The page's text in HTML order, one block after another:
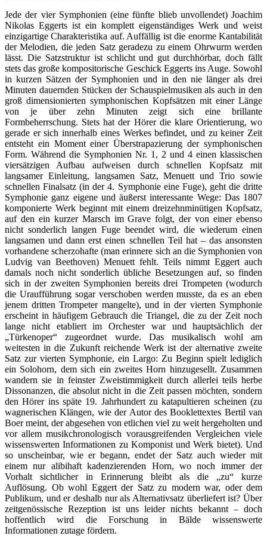
Jede der vier Symphonien (eine fünfte blieb unvollendet) Joachim
Nikolas Eggerts ist ein komplett eigenständiges Werk und weist
einzigartige Charakteristika auf. Auffällig ist die enorme Kantabilität
der Melodien, die jeden Satz geradezu zu einem Ohrwurm werden
lässt. Die Satzstruktur ist schlicht und gut durchhörbar, doch fällt
stets das große kompositorische Geschick Eggerts ins Auge. Sowohl
in kurzen Sätzen der Symphonien und in den nie länger als drei
Minuten dauernden Stücken der Schauspielmusiken als auch in den
groß dimensionierten symphonischen Kopfsätzen mit einer Länge
von je über zehn Minuten zeigt sich eine brillante
Formbeherrschung. Stets hat der Hörer die klare Orientierung, wo
gerade er sich innerhalb eines Werkes befindet, und zu keiner Zeit
entsteht ein Moment einer Überstrapazierung der symphonischen
Form. Während die Symphonien Nr. 1, 2 und 4 einen klassischen
viersätzigen Aufbau aufweisen durch schnellen Kopfsatz mit
langsamer Einleitung, langsamen Satz, Menuett und Trio sowie
schnellen Finalsatz (in der 4. Symphonie eine Fuge), geht die dritte
Symphonie ganz eigene und äußerst interessante Wege: Das 1807
komponierte Werk beginnt mit einem dreizehnminütigen Kopfsatz,
auf den ein kurzer Marsch im Grave folgt, der von einer ebenso
nicht sonderlich langen Fuge beendet wird, die wiederum einen
langsamen und dann erst einen schnellen Teil hat – das ansonsten
vorhandene scherzohafte (man erinnere sich an die Symphonien von
Ludvig van Beethoven) Menuett fehlt. Teils nimmt Eggert auch
damals noch nicht sonderlich übliche Besetzungen auf, so finden
sich in der zweiten Symphonien bereits drei Trompeten (wodurch
die Uraufführung sogar verschoben werden musste, da es an eben
jenem dritten Trompeter mangelte), und in der vierten Symphonie
erscheint in häufigem Gebrauch die Triangel, die zu der Zeit noch
lange nicht etabliert im Orchester war und hauptsächlich der
„Türkenoper“ zugeordnet wurde. Das musikalisch wohl am
weitesten in die Zukunft reichende Werk ist der alternative zweite
Satz zur vierten Symphonie, ein Largo: Zu Beginn spielt lediglich
ein Solohorn, dem sich ein zweites Horn hinzugesellt. Zusammen
wandern sie in feinster Zweistimmigkeit durch allerlei teils herbe
Dissonanzen, die absolut nicht in die Zeit passen möchten, sondern
den Hörer ins späte 19. Jahrhundert zu katapultieren scheinen (zu
wagnerischen Klängen, wie der Autor des Booklettextes Bertil van
Boer meint, der abgesehen von etlichen viel zu weit hergeholten und
vor allem musikchronologisch vorausgreifenden Vergleichen viele
wissenswerten Informationen zu Komponist und Werk bietet). Und
so unscheinbar, wie er begann, endet der Satz auch wieder mit
einem nur alibihaft kadenzierenden Horn, wo noch immer der
Vorhalt sichtlicher in Erinnerung bleibt als die „zu“ kurze
Auflösung. Ob wohl Eggert der Satz zu modern war, oder dem
Publikum, und er deshalb nur als Alternativsatz überliefert ist? Über
zeitgenössische Rezeption ist uns leider nichts bekannt – doch
hoffentlich wird die Forschung in Bälde wissenswerte
Informationen zutage fördern.